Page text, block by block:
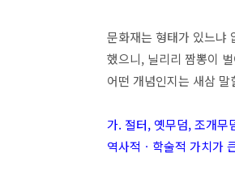
문화재는 형태가 있느냐
했으니, 닐리리 짬뽕이
어떤 개념인지는 새삼
가. 절터, 옛무덤, 조개무
역사적ㆍ학술적 가치가